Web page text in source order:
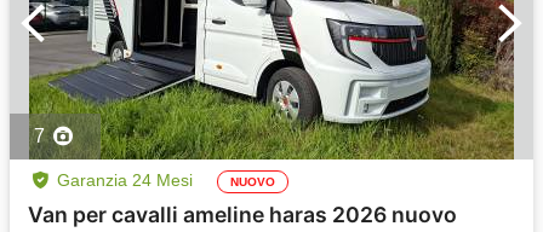
7
Garanzia 24 Mesi NUOVO
Van per cavalli ameline haras 2026 nuovo